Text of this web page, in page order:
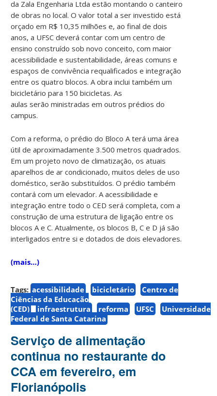
da Zala Engenharia Ltda estão montando o canteiro
de obras no local. O valor total a ser investido está
orçado em R$ 10,35 milhões e, ao final de dois
anos, a UFSC deverá contar com um centro de
ensino construído sob novo conceito, com maior
acessibilidade e sustentabilidade, áreas comuns e
espaços de convivência requalificados e integração
entre os quatro blocos. A obra inclui também um
bicicletário para 150 bicicletas. As
aulas serão ministradas em outros prédios do
campus.
Com a reforma, o prédio do Bloco A terá uma área
útil de aproximadamente 3.500 metros quadrados.
Em um projeto novo de climatização, os atuais
aparelhos de ar condicionado, muitos deles de uso
doméstico, serão substituídos. O prédio também
contará com um elevador. A acessibilidade e
integração entre todo o CED será completa, com a
construção de uma estrutura de ligação entre os
blocos A e C. Atualmente, os blocos B, C e D já são
interligados entre si e dotados de dois elevadores.
(mais…)
Tags: acessibilidade bicicletário
Centro de
Ciências da Educação
(CED)
infraestrutura reforma UFSC
Universidade
Federal de Santa Catarina
Serviço de alimentação
continua no restaurante do
CCA em fevereiro, em
Florianópolis